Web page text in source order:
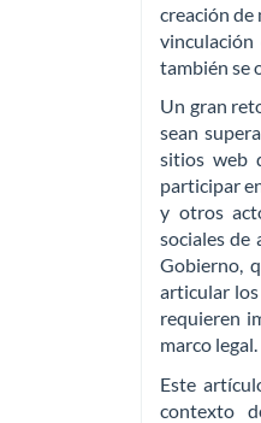
creación de
también se
Un gran
sean
sitios web
participar
y otros
sociales de
Gobierno,
articular
requieren
marco legal.
Este
contexto